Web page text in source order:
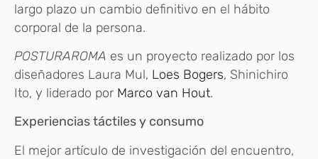
largo plazo un cambio definitivo en el hábito
corporal de la persona.
POSTURAROMA es un proyecto realizado por los
diseñadores Laura Mul, Loes Bogers, Shinichiro
Ito, y liderado por Marco van Hout.
Experiencias táctiles y consumo
El mejor artículo de investigación del encuentro,